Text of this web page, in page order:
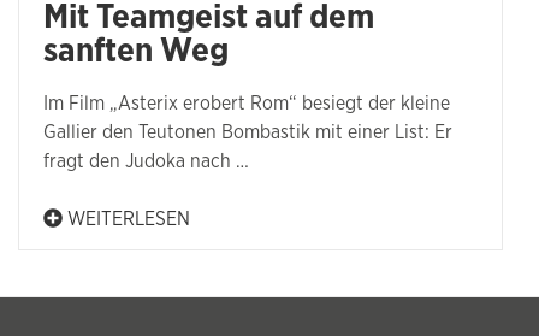
Mit Teamgeist auf dem
sanften Weg
Im Film „Asterix erobert Rom“ besiegt der kleine
Gallier den Teutonen Bombastik mit einer List: Er
fragt den Judoka nach …
WEITERLESEN